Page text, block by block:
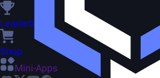
Leaderboard
Shop
Mini-Apps